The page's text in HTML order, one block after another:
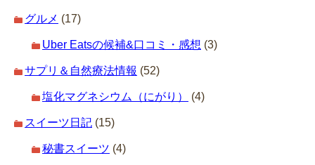
グルメ (17)
Uber Eatsの候補&口コミ・感想 (3)
サプリ＆自然療法情報 (52)
塩化マグネシウム（にがり） (4)
スイーツ日記 (15)
秘書スイーツ (4)